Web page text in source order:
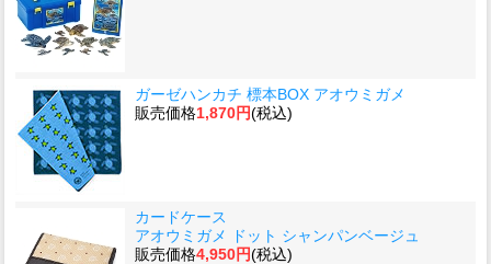
ガーゼハンカチ 標本BOX アオウミガメ
販売価格1,870円(税込)
カードケース
アオウミガメ ドット シャンパンベージュ
販売価格4,950円(税込)